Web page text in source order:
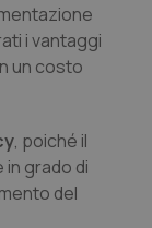
i vantaggi
un costo
, poiché il
grado di
del